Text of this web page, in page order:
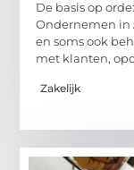
De basis op
Ondernemen in
en soms ook
met klanten,
Zakelijk